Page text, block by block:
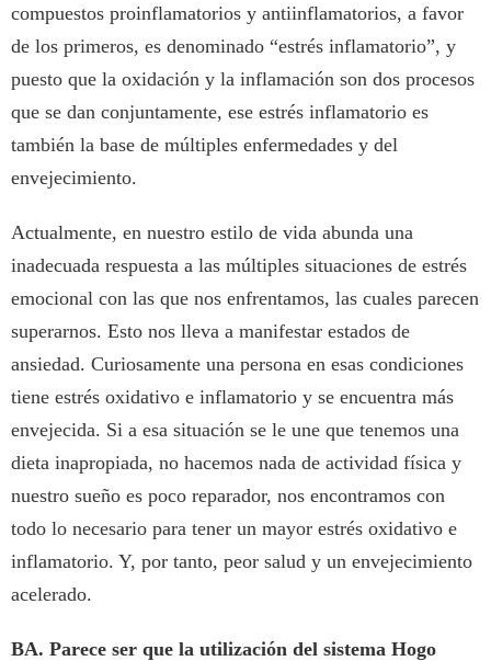
compuestos proinflamatorios y antiinflamatorios, a favor
de los primeros, es denominado “estrés inflamatorio”, y
puesto que la oxidación y la inflamación son dos procesos
que se dan conjuntamente, ese estrés inflamatorio es
también la base de múltiples enfermedades y del
envejecimiento.
Actualmente, en nuestro estilo de vida abunda una
inadecuada respuesta a las múltiples situaciones de estrés
emocional con las que nos enfrentamos, las cuales parecen
superarnos. Esto nos lleva a manifestar estados de
ansiedad. Curiosamente una persona en esas condiciones
tiene estrés oxidativo e inflamatorio y se encuentra más
envejecida. Si a esa situación se le une que tenemos una
dieta inapropiada, no hacemos nada de actividad física y
nuestro sueño es poco reparador, nos encontramos con
todo lo necesario para tener un mayor estrés oxidativo e
inflamatorio. Y, por tanto, peor salud y un envejecimiento
acelerado.
BA. Parece ser que la utilización del sistema Hogo